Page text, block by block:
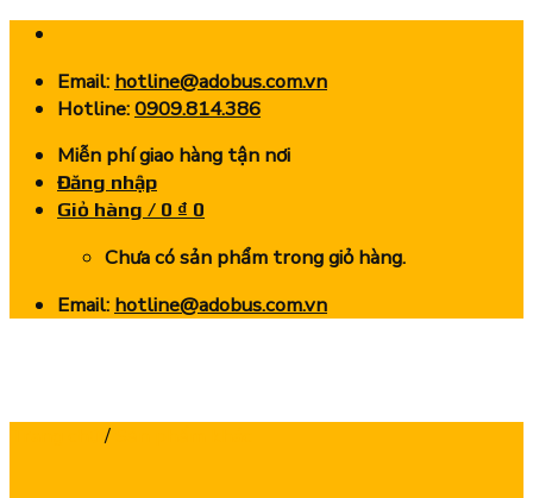
Skip
contentEmail: hotline@adobus.com.vn
Hotline:0909.814.386
Miễn phí giao hàng tận nơi
Đăng nhập
Giỏ hàng / 0 ₫ 0
Chưa có sản phẩm trong giỏ hàng.
Email: hotline@adobus.com.vn
/